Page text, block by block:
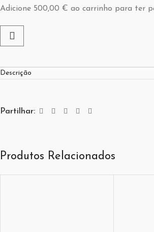
Adicione 500,00 € ao carrinho para ter
Descrição
Partilhar:
Produtos Relacionados